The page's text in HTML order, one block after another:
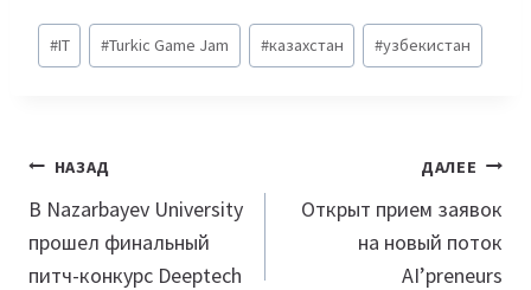
Метки
записи:
#IT #Turkic Game Jam #казахстан #узбекистан
Навигация
по
записям
НАЗАД
В Nazarbayev University
прошел финальный
питч-конкурс Deeptech
ДАЛЕЕ
Открыт прием заявок
на новый поток
AI’preneurs